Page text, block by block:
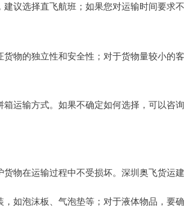
议选择直飞航班；如果您对运输时间要求
物的独立性和安全性；对于货物量较小
运输方式。如果不确定如何选择，可以咨
物在运输过程中不受损坏。深圳奥飞货运
如泡沫板、气泡垫等；对于液体物品，要